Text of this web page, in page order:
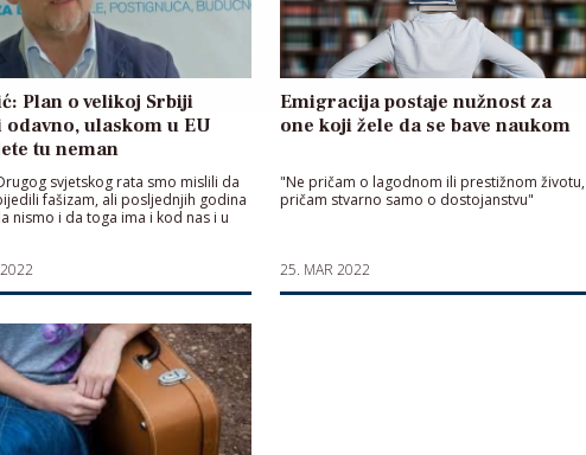
Plan o velikoj Srbiji
odavno, ulaskom u EU
tu neman
svjetskog rata smo mislili da
fašizam, ali posljednjih godina
nismo i da toga ima i kod nas i u
Emigracija postaje nužnost za
one koji žele da se bave naukom
"Ne pričam o lagodnom ili prestižnom životu,
pričam stvarno samo o dostojanstvu"
25. MAR 2022